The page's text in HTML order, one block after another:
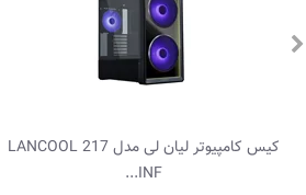
کیس کامپیوتر لیان لی مدل O11 DYNAMIC
EVO...